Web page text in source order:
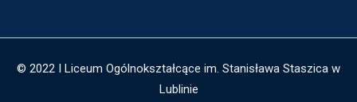
© 2022 I Liceum Ogólnokształcące im. Stanisława Staszica w
Lublinie